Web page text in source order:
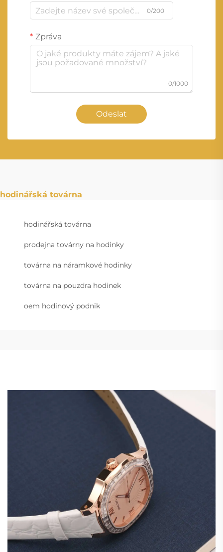
0/200
Zpráva
0/1000
Odeslat
hodinářská továrna
hodinářská továrna
prodejna továrny na hodinky
továrna na náramkové hodinky
továrna na pouzdra hodinek
oem hodinový podnik